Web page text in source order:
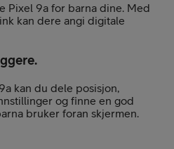
Pixel 9a for barna dine. Med
kan dere angi digitale
kan du dele posisjon,
og finne en god
bruker foran skjermen.